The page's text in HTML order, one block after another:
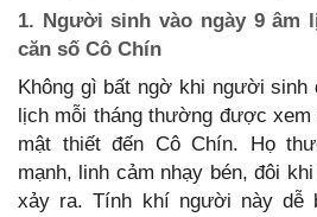
1. Người sinh vào ngày 9 âm
căn số Cô Chín
Không gì bất ngờ khi người sinh
lịch mỗi tháng thường được
mật thiết đến Cô Chín. Họ
mạnh, linh cảm nhạy bén, đôi
xảy ra. Tính khí người này dễ